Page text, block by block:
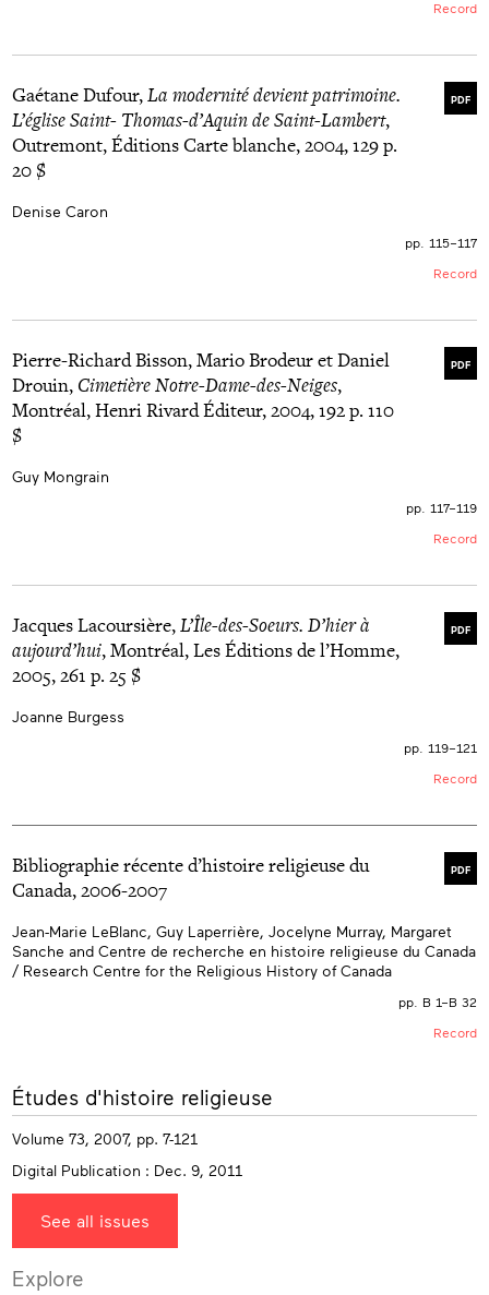
Record
PDF
Gaétane Dufour,La modernité devient patrimoine.
L’église Saint- Thomas-d’Aquin de Saint-Lambert,
Outremont, Éditions Carte blanche, 2004, 129 p.
20 $
Denise Caron
pp. 115–117
Record
PDF
Pierre-Richard Bisson, Mario Brodeur et Daniel
Drouin, Cimetière Notre-Dame-des-Neiges,
Montréal, Henri Rivard Éditeur, 2004, 192 p. 110
$
Guy Mongrain
pp. 117–119
Record
PDF
Jacques Lacoursière,L’Île-des-Soeurs. D’hier à
aujourd’hui, Montréal, Les Éditions de l’Homme,
2005, 261 p. 25 $
Joanne Burgess
pp. 119–121
Record
PDF
Bibliographie récente d’histoire religieuse du
Canada, 2006-2007
Jean-Marie LeBlanc, Guy Laperrière, Jocelyne Murray, Margaret
Sanche and Centre de recherche en histoire religieuse du Canada
/ Research Centre for the Religious History of Canada
pp. B 1–B 32
Record
More
info
Études d'histoire religieuse
Volume 73, 2007, pp. 7-121
Digital Publication : Dec. 9, 2011
See all issues
Explore